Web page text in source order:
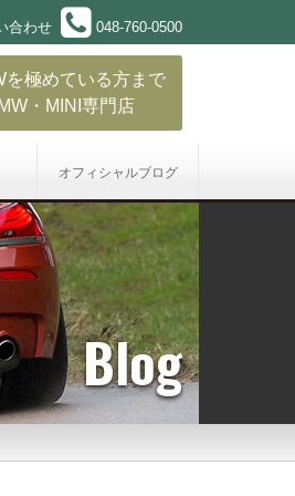
合わせ 048-760-0500
を極めている方まで
・MINI専門店
オフィシャルブログ
Blog